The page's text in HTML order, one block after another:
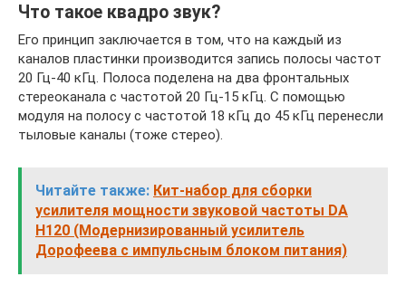
Что такое квадро звук?
Его принцип заключается в том, что на каждый из
каналов пластинки производится запись полосы частот
20 Гц-40 кГц. Полоса поделена на два фронтальных
стереоканала с частотой 20 Гц-15 кГц. С помощью
модуля на полосу с частотой 18 кГц до 45 кГц перенесли
тыловые каналы (тоже стерео).
Читайте также: Кит-набор для сборки
усилителя мощности звуковой частоты DA
H120 (Модернизированный усилитель
Дорофеева с импульсным блоком питания)